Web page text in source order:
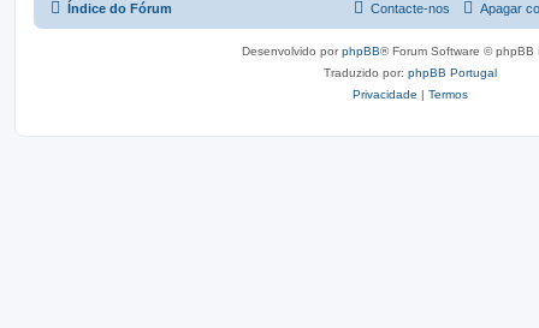
Índice do Fórum Apagar
Contacte-nos
Desenvolvido porphpBB® Forum Software © phpBB
Traduzido por: phpBB Portugal
Privacidade | Termos